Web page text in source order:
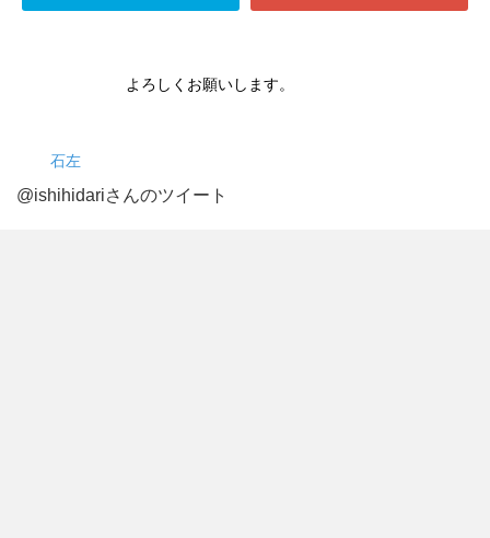
石左
よろしくお願いします。
@ishihidariさんのツイート